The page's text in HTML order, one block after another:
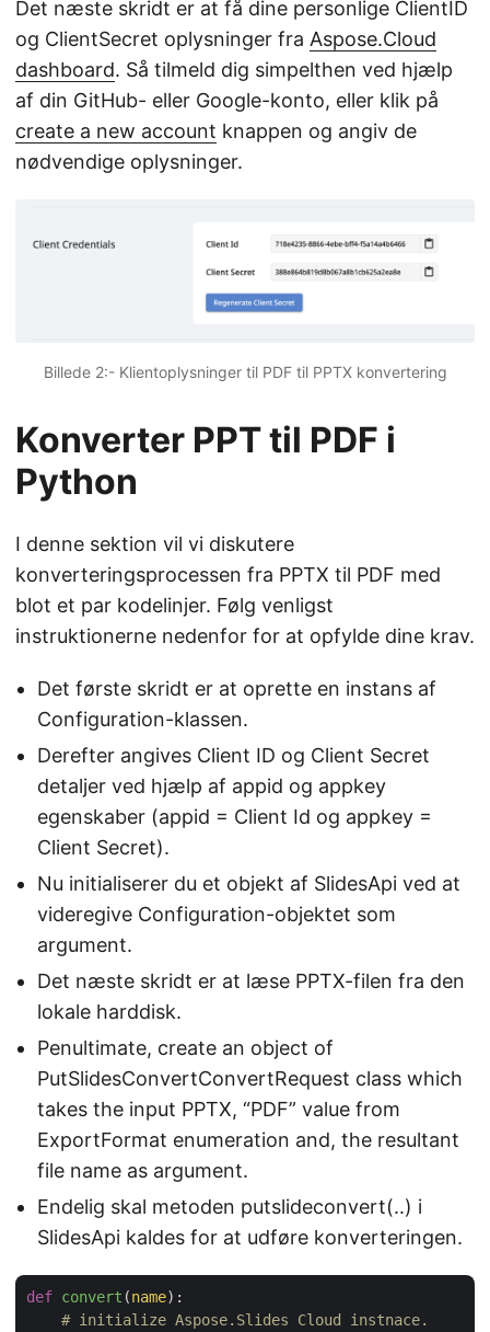
Det næste skridt er at få dine personlige ClientID
og ClientSecret oplysninger fra Aspose.Cloud
dashboard. Så tilmeld dig simpelthen ved hjælp
af din GitHub- eller Google-konto, eller klik på
create a new account knappen og angiv de
nødvendige oplysninger.
Billede 2:- Klientoplysninger til PDF til PPTX konvertering
Konverter PPT til PDF i
Python
I denne sektion vil vi diskutere
konverteringsprocessen fra PPTX til PDF med
blot et par kodelinjer. Følg venligst
instruktionerne nedenfor for at opfylde dine krav.
Det første skridt er at oprette en instans af
Configuration-klassen.
Derefter angives Client ID og Client Secret
detaljer ved hjælp af appid og appkey
egenskaber (appid = Client Id og appkey =
Client Secret).
Nu initialiserer du et objekt af SlidesApi ved at
videregive Configuration-objektet som
argument.
Det næste skridt er at læse PPTX-filen fra den
lokale harddisk.
Penultimate, create an object of
PutSlidesConvertConvertRequest class which
takes the input PPTX, “PDF” value from
ExportFormat enumeration and, the resultant
file name as argument.
Endelig skal metoden putslideconvert(..) i
SlidesApi kaldes for at udføre konverteringen.
def convert (name):
# initialize Aspose.Slides Cloud instnace.